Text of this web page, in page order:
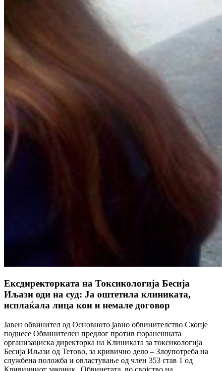
Ексдиректорката на Токсикологија Бесија
Иљази оди на суд: Ја оштетила клиниката,
исплаќала лица кои и немале договор
Јавен обвинител од Основното јавно обвинителство Скопје
поднесе Обвинителен предлог против поранешната
организациска директорка на Клиниката за токсикологија
Бесија Иљази од Тетово, за кривично дело – Злоупотреба на
службена положба и овластување од член 353 став 1 од
Кривичниот законик.„Обвинетата, во својство на